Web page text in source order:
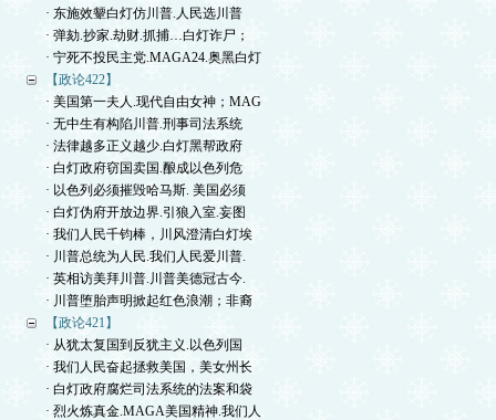
· 东施效颦白灯仿川普.人民选川普
· 弹劾.抄家.劫财.抓捕…白灯诈尸；
· 宁死不投民主党.MAGA24.奥黑白灯
【政论422】
· 美国第一夫人.现代自由女神；MAG
· 无中生有构陷川普.刑事司法系统
· 法律越多正义越少.白灯黑帮政府
· 白灯政府窃国卖国.酿成以色列危
· 以色列必须摧毁哈马斯. 美国必须
· 白灯伪府开放边界.引狼入室.妄图
· 我们人民千钧棒，川风澄清白灯埃
· 川普总统为人民.我们人民爱川普.
· 英相访美拜川普.川普美德冠古今.
· 川普堕胎声明掀起红色浪潮；非裔
【政论421】
· 从犹太复国到反犹主义.以色列国
· 我们人民奋起拯救美国，美女州长
· 白灯政府腐烂司法系统的法案和袋
· 烈火炼真金.MAGA美国精神.我们人